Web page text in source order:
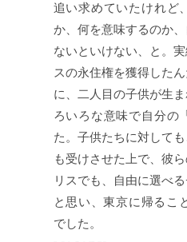
追い求めていたけれど
か、何を意味するのか
ないといけない、と。
スの永住権を獲得した
に、二人目の子供が生
ろいろな意味で自分の
た。子供たちに対して
も受けさせた上で、彼
リスでも、自由に選べ
と思い、東京に帰るこ
でした。